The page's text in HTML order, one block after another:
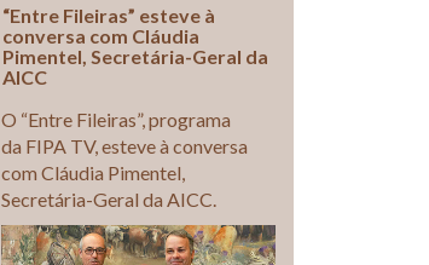
“Entre Fileiras” esteve à
conversa com Cláudia
Pimentel, Secretária-Geral da
AICC
O “Entre Fileiras”, programa
da FIPA TV, esteve à conversa
com Cláudia Pimentel,
Secretária-Geral da AICC.